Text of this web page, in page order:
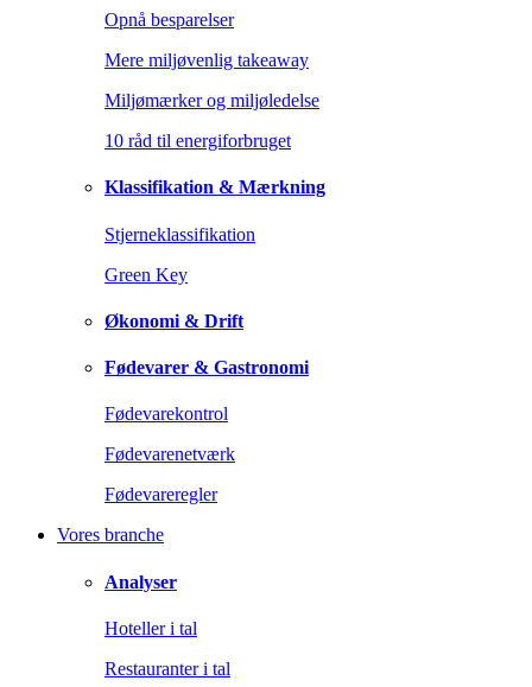
Opnå besparelser
Mere miljøvenlig takeaway
Miljømærker og miljøledelse
10 råd til energiforbruget
Klassifikation & Mærkning
Stjerneklassifikation
Green Key
Økonomi & Drift
Fødevarer & Gastronomi
Fødevarekontrol
Fødevarenetværk
Fødevareregler
Vores branche
Analyser
Hoteller i tal
Restauranter i tal